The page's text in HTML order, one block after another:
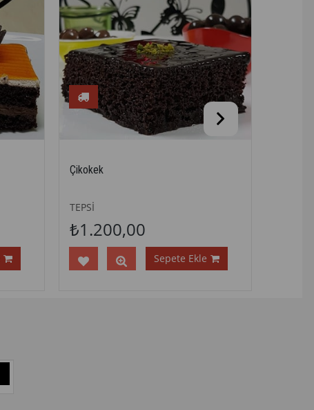
Çikokek
TEPSİ
₺1.200,00
Sepete Ekle